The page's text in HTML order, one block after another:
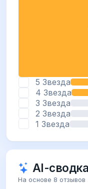
5 Звезда
4 Звезда
3 Звезда
2 Звезда
1 Звезда
AI-
На основе 8 отзывов